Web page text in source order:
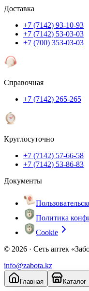
Доставка
+7 (7142) 93-10-93
+7 (7142) 53-03-03
+7 (700) 353-03-03
Справочная
+7 (7142) 265-265
Круглосуточно
+7 (7142) 57-66-58
+7 (7142) 53-86-83
Документы
Политика
Cookie
© 2026 · Сеть аптек
info@zabota.kz
Главная Каталог